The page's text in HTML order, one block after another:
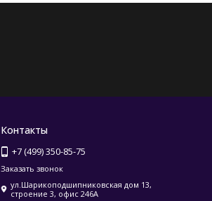
Контакты
+7 (499) 350-85-75
Заказать звонок
ул.Шарикоподшипниковская дом 13,
строение 3, офис 246А